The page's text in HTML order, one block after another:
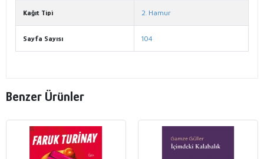
Kağıt Tipi 2. Hamur
Sayfa Sayısı 104
Benzer Ürünler